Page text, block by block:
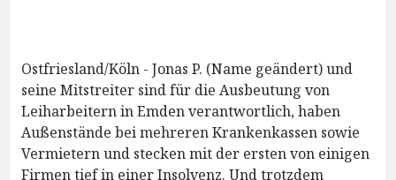
Ostfriesland/Köln - Jonas P. (Name geändert) und
seine Mitstreiter sind für die Ausbeutung von
Leiharbeitern in Emden verantwortlich, haben
Außenstände bei mehreren Krankenkassen sowie
Vermietern und stecken mit der ersten von einigen
Firmen tief in einer Insolvenz. Und trotzdem